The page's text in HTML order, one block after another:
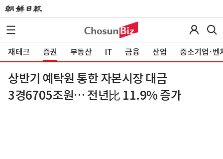
재테크 증권 부동산 IT 금융 산업 중소기업·벤
상반기 예탁원 통한 자본시장 대금
3경6705조원… 전년比 11.9% 증가